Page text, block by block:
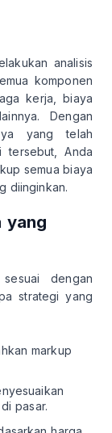
analisis
komponen
kerja, biaya
Dengan
yang telah
tersebut, Anda
semua biaya
diinginkan.
yang
dengan
strategi yang
markup
pasar.